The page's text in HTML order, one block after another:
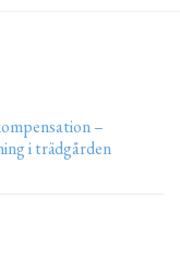
–
i trädgården